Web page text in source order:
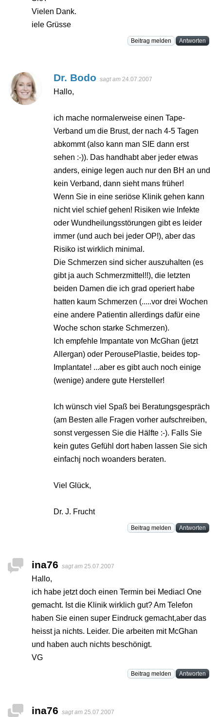
Vielen Dank.
iele Grüsse
Beitrag melden Antworten
Dr. Bodo sagt am 24.07.2007
Hallo,
ich mache normalerweise einen Tape-
Verband um die Brust, der nach 4-5 Tagen
abkommt (also kann man SIE dann erst
sehen :-)). Das handhabt aber jeder etwas
anders, einige legen auch nur den BH an und
kein Verband, dann sieht mans früher!
Wenn Sie in eine seriöse Klinik gehen kann
nicht viel schief gehen! Risiken wie Infekte
oder Wundheilungsstörungen gibt es leider
immer (und auch bei jeder OP!), aber das
Risiko ist wirklich minimal.
Die Schmerzen sind sicher auszuhalten (es
gibt ja auch Schmerzmittel!!), die letzten
beiden Damen die ich grad operiert habe
hatten kaum Schmerzen (.....vor drei Wochen
eine andere Patientin allerdings dafür eine
Woche schon starke Schmerzen).
Ich empfehle Impantate von McGhan (jetzt
Allergan) oder PerousePlastie, beides top-
Implantate! ...aber es gibt auch noch einige
(wenige) andere gute Hersteller!
Ich wünsch viel Spaß bei Beratungsgespräch
(am Besten alle Fragen vorher aufschreiben,
sonst vergessen Sie die Hälfte :-). Falls Sie
kein gutes Gefühl dort haben lassen Sie sich
einfachj noch woanders beraten.
Viel Glück,
Dr. J. Frucht
Beitrag melden Antworten
ina76 sagt am 25.07.2007
Hallo,
ich habe jetzt doch einen Termin bei Mediacl One
gemacht. Ist die Klinik wirklich gut? Am Telefon
haben Sie einen super Eindruck gemacht,aber das
heisst ja nichts. Leider. Die arbeiten mit McGhan
und haben auch nichts beschönigt.
VG
Beitrag melden Antworten
ina76 sagt am 25.07.2007